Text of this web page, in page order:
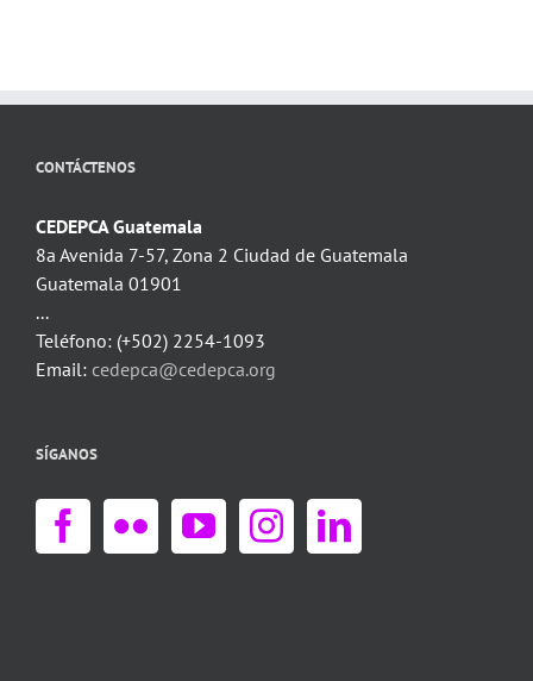
CONTÁCTENOS
CEDEPCA Guatemala
8a Avenida 7-57, Zona 2 Ciudad de Guatemala
Guatemala 01901
...
Teléfono: (+502) 2254-1093
Email: cedepca@cedepca.org
SÍGANOS